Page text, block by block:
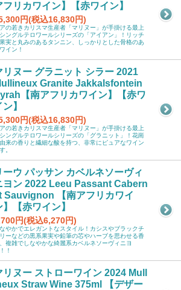
フリカワイン】【赤ワイン】
円(税込16,830円)
の若きカリスマ生産者「マリヌー」が手掛ける最上
ングルテロワールシリーズの「アイアン」！リッチ
実と丸みのあるタンニン、しっかりとした骨格のあ
イン！
リヌー グラニット シラー 2021
Granite Jakkalsfontein
【南アフリカワイン】【赤ワ
ン】
円(税込16,830円)
の若きカリスマ生産者「マリヌー」が手掛ける最上
ングルテロワールシリーズの「グラニット」！花崗
来の香りと繊細な酸を持つ、非常にピュアなワイン
。
ーウ パッサン カベルネソーヴィ
ヨン 2022 Leeu Passant Cabern
Sauvignon 【南アフリカワイ
】【赤ワイン】
円(税込6,270円)
やかでエレガントなスタイル！カシスやブラックチ
ーなどの黒系果実や鉛筆の芯やハーブを思わせる香
複雑でしなやかな綺麗系カベルネソーヴィニヨ
！
リヌー ストローワイン 2024 Mull
Straw Wine 375ml 【デザー